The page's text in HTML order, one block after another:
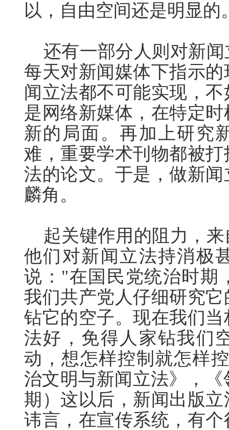
以，自由空间还是明
还有一部分人则对新闻
每天对新闻媒体下指示
闻立法都不可能实现，
是网络新媒体，在特定
新的局面。再加上研究
难，重要学术刊物都被
法的论文。于是，做新
麟角。
起关键作用的阻力，来
他们对新闻立法持消极
说："在国民党统治时期
我们共产党人仔细研究
钻它的空子。现在我们
法好，免得人家钻我们
动，想怎样控制就怎样
治文明与新闻立法》，《
期）这以后，新闻出版
讳言，在宣传系统，有